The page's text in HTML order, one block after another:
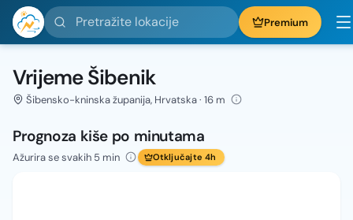
Pretražite lokacije Premium
Vrijeme Šibenik
Šibensko-kninska županija, Hrvatska · 16 m
Prognoza kiše po minutama
Ažurira se svakih 5 min Otključajte 4h